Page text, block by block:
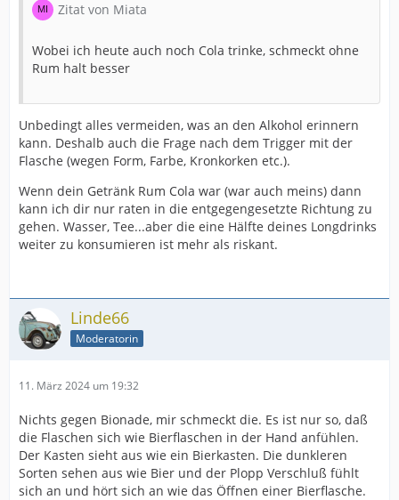
Zitat von Miata
Wobei ich heute auch noch Cola trinke, schmeckt ohne
Rum halt besser
Unbedingt alles vermeiden, was an den Alkohol erinnern
kann. Deshalb auch die Frage nach dem Trigger mit der
Flasche (wegen Form, Farbe, Kronkorken etc.).
Wenn dein Getränk Rum Cola war (war auch meins) dann
kann ich dir nur raten in die entgegengesetzte Richtung zu
gehen. Wasser, Tee...aber die eine Hälfte deines Longdrinks
weiter zu konsumieren ist mehr als riskant.
Linde66
Moderatorin
11. März 2024 um 19:32
Nichts gegen Bionade, mir schmeckt die. Es ist nur so, daß
die Flaschen sich wie Bierflaschen in der Hand anfühlen.
Der Kasten sieht aus wie ein Bierkasten. Die dunkleren
Sorten sehen aus wie Bier und der Plopp Verschluß fühlt
sich an und hört sich an wie das Öffnen einer Bierflasche.